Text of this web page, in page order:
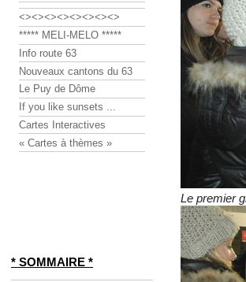
Le premier
<><><><><><><><>
***** MELI-MELO *****
Info route 63
Nouveaux cantons du 63
Le Puy de Dôme
If you like sunsets ...
Cartes Interactives
« Cartes à thèmes »
* SOMMAIRE *